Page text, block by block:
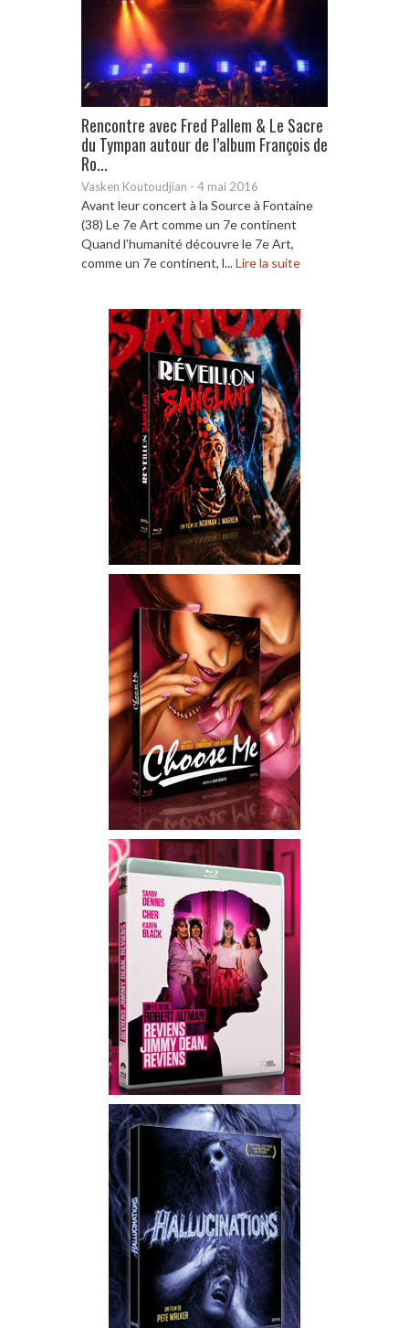
Rencontre avec Fred Pallem & Le Sacre
du Tympan autour de l’album François de
Ro...
Vasken Koutoudjian - 4 mai 2016
Avant leur concert à la Source à Fontaine
(38) Le 7e Art comme un 7e continent
Quand l’humanité découvre le 7e Art,
comme un 7e continent, l...Lire la suite